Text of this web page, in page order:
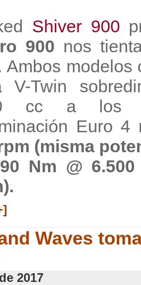
Shiver 900
900 nos
Ambos modelos
V-Twin
cc a los
Euro 4
(misma
Nm @
Waves
2017